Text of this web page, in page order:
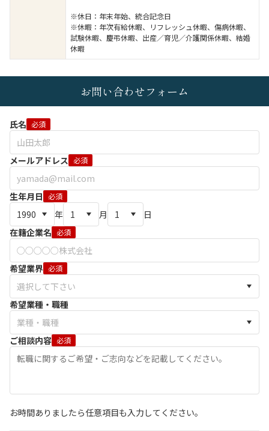
※休日：年末年始、統合記念日
※休暇：年次有給休暇、リフレッシュ休暇、傷病休暇、
試験休暇、慶弔休暇、出産／育児／介護関係休暇、結婚
休暇
お問い合わせフォーム
氏名 必須
メールアドレス 必須
生年月日 必須
年 月
日
在籍企業名 必須
希望業界 必須
希望業種・職種
ご相談内容 必須
お時間ありましたら任意項目も入力してください。